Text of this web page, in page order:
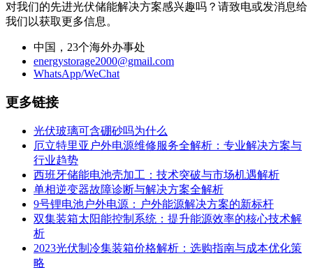
对我们的先进光伏储能解决方案感兴趣吗？请致电或发消息给
我们以获取更多信息。
中国，23个海外办事处
energystorage2000@gmail.com
WhatsApp/WeChat
更多链接
光伏玻璃可含硼砂吗为什么
厄立特里亚户外电源维修服务全解析：专业解决方案与
行业趋势
西班牙储能电池壳加工：技术突破与市场机遇解析
单相逆变器故障诊断与解决方案全解析
9号锂电池户外电源：户外能源解决方案的新标杆
双集装箱太阳能控制系统：提升能源效率的核心技术解
析
2023光伏制冷集装箱价格解析：选购指南与成本优化策
略